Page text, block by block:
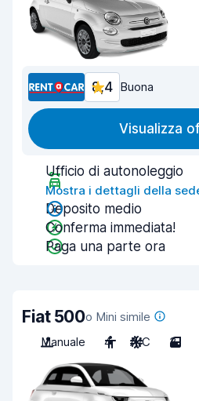
8,4 Buona
Visualizza
Ufficio di autonoleggio
Mostra i dettagli della
Deposito medio
Conferma immediata!
Paga una parte ora
Fiat 500o Mini simile
Manuale
4 A/C 3